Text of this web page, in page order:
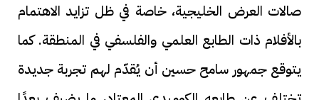
صالات العرض الخليجية، خاصة في ظل تزايد الاهتمام
بالأفلام ذات الطابع العلمي والفلسفي في المنطقة. كما
يتوقع جمهور سامح حسين أن يُقدّم لهم تجربة جديدة